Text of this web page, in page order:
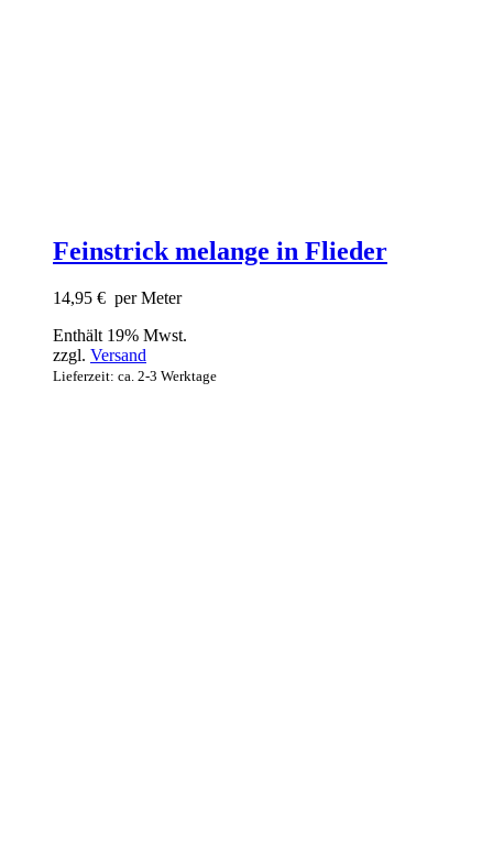
Feinstrick melange in Flieder
14,95 € per Meter
Enthält 19% Mwst.
zzgl. Versand
Lieferzeit: ca. 2-3 Werktage